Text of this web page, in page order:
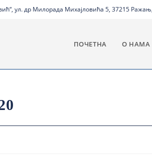
ул. др Милорада Михајловића 5, 37215
ПОЧЕТНА О НАМА